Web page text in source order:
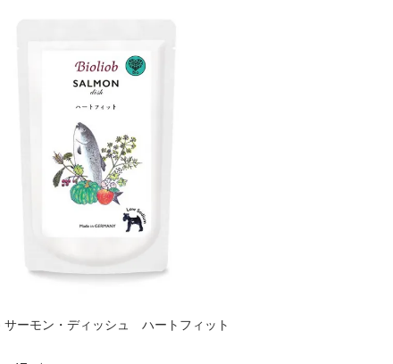
ーモン・ディッシュ ハートフィット